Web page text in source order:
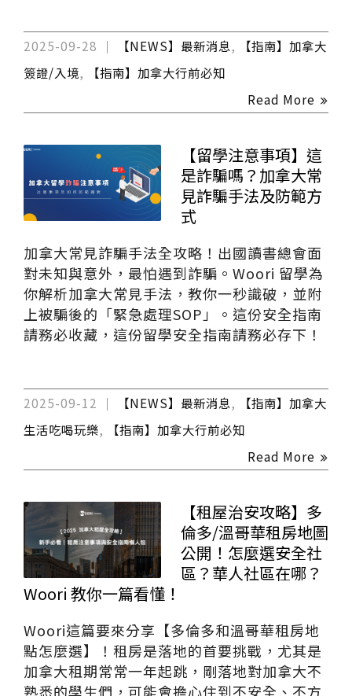
2025-09-28 【NEWS】最新消息,
【指南】加拿大
簽證/入境,
【指南】加拿大行前必知
Read More
【留學注意事項】這
是詐騙嗎？加拿大常
見詐騙手法及防範方
式
加拿大常見詐騙手法全攻略！出國讀書總會面
對未知與意外，最怕遇到詐騙。Woori 留學為
你解析加拿大常見手法，教你一秒識破，並附
上被騙後的「緊急處理SOP」。這份安全指南
請務必收藏，這份留學安全指南請務必存下！
2025-09-12 【NEWS】最新消息,
【指南】加拿大
生活吃喝玩樂,
【指南】加拿大行前必知
Read More
【租屋治安攻略】多
倫多/溫哥華租房地圖
公開！怎麼選安全社
區？華人社區在哪？
Woori 教你一篇看懂！
Woori這篇要來分享【多倫多和溫哥華租房地
點怎麼選】！租房是落地的首要挑戰，尤其是
加拿大租期常常一年起跳，剛落地對加拿大不
熟悉的學生們，可能會擔心住到不安全、不方